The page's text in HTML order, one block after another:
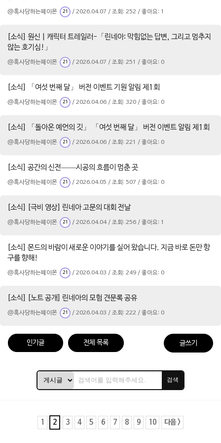
@혹사당하는페이몬 21 / 2026.04.07 / 조회: 252 / 좋아요: 1
[소식] 원신 | 캐릭터 트레일러-「린네아: 막힘없는 답변, 그리고 멈추지
않는 호기심!」
@혹사당하는페이몬 21 / 2026.04.07 / 조회: 251 / 좋아요: 0
[소식] 「여섯 번째 달」 버전 이벤트 기원 알림 제1회
@혹사당하는페이몬 21 / 2026.04.06 / 조회: 320 / 좋아요: 0
[소식] 「돌아온 예언의 깃」 「여섯 번째 달」 버전 이벤트 알림 제1회
@혹사당하는페이몬 21 / 2026.04.06 / 조회: 221 / 좋아요: 0
[소식] 공간의 신전——시공의 흐름이 멈춘 곳
@혹사당하는페이몬 21 / 2026.04.05 / 조회: 507 / 좋아요: 0
[소식] [극비 영상] 린네아 고문의 대회 전날
@혹사당하는페이몬 21 / 2026.04.04 / 조회: 256 / 좋아요: 1
[소식] 몬드의 바람이 새로운 이야기를 실어 왔습니다. 지금 바로 돈만 항
구를 향해!
@혹사당하는페이몬 21 / 2026.04.03 / 조회: 249 / 좋아요: 0
[소식] [노트 공개] 린네아의 모험 견문록 공유
@혹사당하는페이몬 21 / 2026.04.03 / 조회: 222 / 좋아요: 0
인기글 전체 목록 글쓰기
검색
1 2 3 4 5 6 7 8 9 10 다음 >